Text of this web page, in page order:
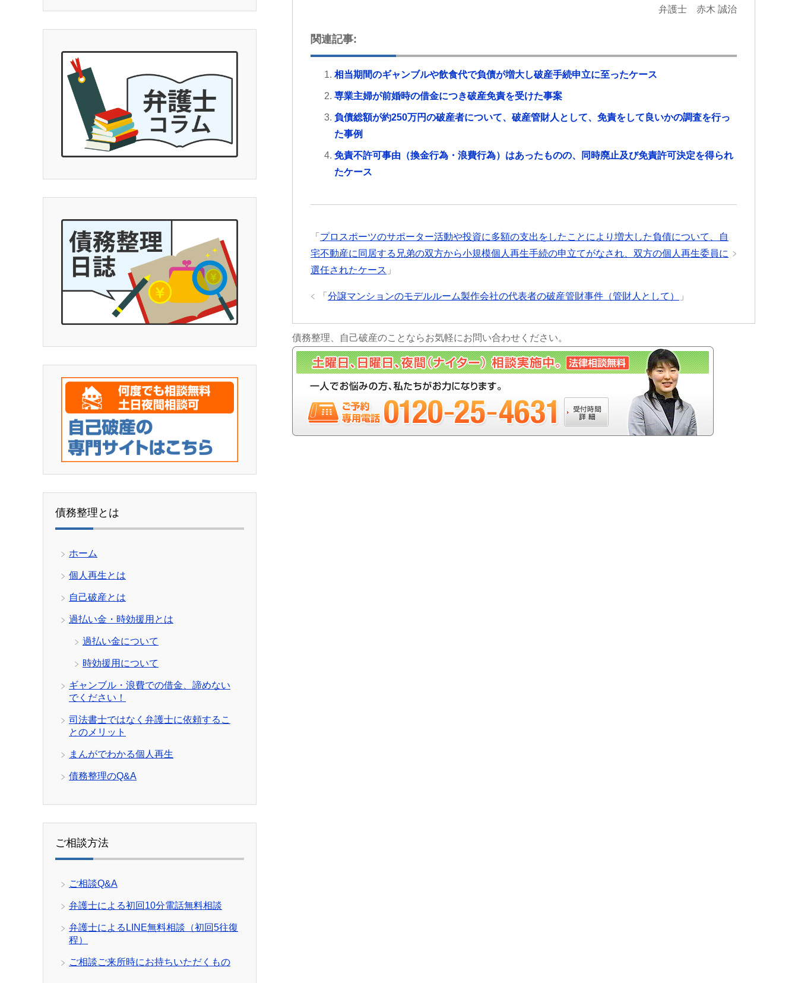
弁護士 赤木 誠治
関連記事:
相当期間のギャンブルや飲食代で負債が増大し破産手続申立に至ったケース
専業主婦が前婚時の借金につき破産免責を受けた事案
負債総額が約250万円の破産者について、破産管財人として、免責をして良いかの調査を行っ
た事例
免責不許可事由（換金行為・浪費行為）はあったものの、同時廃止及び免責許可決定を得られ
たケース
「 プロスポーツのサポーター活動や投資に多額の支出をしたことにより増大した負債について、自
宅不動産に同居する兄弟の双方から小規模個人再生手続の申立てがなされ、双方の個人再生委員に
選任されたケース 」
「 分譲マンションのモデルルーム製作会社の代表者の破産管財事件（管財人として） 」
債務整理、自己破産のことならお気軽にお問い合わせください。
債務整理とは
ホーム
個人再生とは
自己破産とは
過払い金・時効援用とは
過払い金について
時効援用について
ギャンブル・浪費での借金、諦めない
でください！
司法書士ではなく弁護士に依頼するこ
とのメリット
まんがでわかる個人再生
債務整理のQ&A
ご相談方法
ご相談Q&A
弁護士による初回10分電話無料相談
弁護士によるLINE無料相談（初回5往復
程）
ご相談ご来所時にお持ちいただくもの